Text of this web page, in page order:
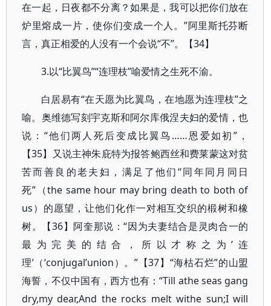
在一起，日夜都不分离？如果是，我可以把你们放在
炉里熔成一片，使你们变成一个人。”阿里斯托芬断
言，真正相爱的人没有一个会说“不”。【34】
3.以“比翼鸟”“连理枝”喻爱情之生死不渝。
白居易有“在天愿为比翼鸟，在地愿为连理枝”之
喻。奥维德写刻宇克斯和阿尔库俄涅夫妇的爱情，也
说：“他们两人死后变成比翼鸟……恩爱如初”，
【35】又说主神朱庇特为报答鲍西丝和费莱蒙这对贫
苦而善良的老夫妇，满足了他们“同年同月同日
死”（the same hour may bring death to both of
us）的愿望，让他们化作一对相互交织的椴树和橡
树。【36】阿奎那说：“因为夫妻结合是灵肉合一的
最为完美的结合，所以才称之为‘连
理’（‘conjugal’union）。”【37】“海枯石烂”的山盟
海誓，不仅中国有，西方也有：“Till athe seas gang
dry,my dear,And the rocks melt withe sun;I will